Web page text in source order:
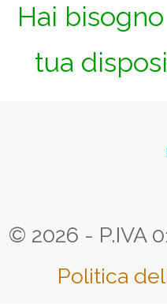
Hai
tua
© 2026 - P.IVA
Politica